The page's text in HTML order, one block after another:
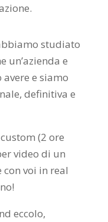
studiato
un’azienda e
e siamo
definitiva e
(2 ore
video di un
con voi in real
eccolo,